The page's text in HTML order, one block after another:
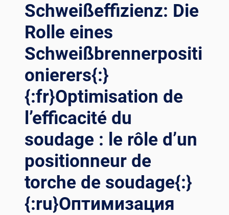
Schweißeffizienz: Die
Rolle eines
Schweißbrennerpositi
onierers{:}
{:fr}Optimisation de
l’efficacité du
soudage : le rôle d’un
positionneur de
torche de soudage{:}
{:ru}Оптимизация